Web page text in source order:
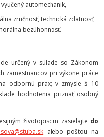
automechanik,
zručnosť, technická zdatnosť,
bezúhonnosť.
určený v súlade so Zákonom
zamestnancov pri výkone práce
odbornú prax; v zmysle § 10
hodnotenia priznať osobný
životopisom zasielajte do
alebo poštou na